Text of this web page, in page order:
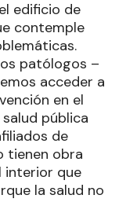
edificio de
contemple
patólogos –
acceder a
en el
pública
de
tienen obra
interior que
la salud no